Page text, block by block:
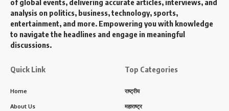
of global events, delivering accurate articles, interviews, and
analysis on politics, business, technology, sports,
entertainment, and more. Empowering you with knowledge
to navigate the headlines and engage in meaningful
discussions.
Quick Link
Home
About Us
Top Categories
राष्ट्रीय
महाराष्ट्र